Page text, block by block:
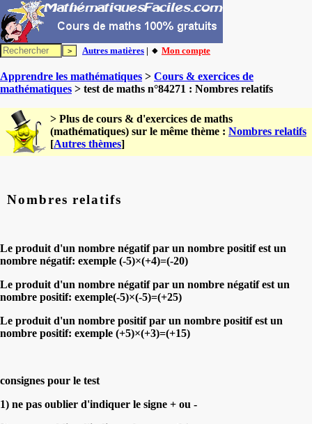
Autres matières | 🔸 Mon compte
Apprendre les mathématiques > Cours & exercices de
mathématiques > test de maths n°84271 : Nombres relatifs
> Plus de cours & d'exercices de maths
(mathématiques) sur le même thème : Nombres relatifs
[Autres thèmes]
Nombres relatifs
Le produit d'un nombre négatif par un nombre positif est un
nombre négatif: exemple (-5)×(+4)=(-20)
Le produit d'un nombre négatif par un nombre négatif est un
nombre positif: exemple(-5)×(-5)=(+25)
Le produit d'un nombre positif par un nombre positif est un
nombre positif: exemple (+5)×(+3)=(+15)
consignes pour le test
1) ne pas oublier d'indiquer le signe + ou -